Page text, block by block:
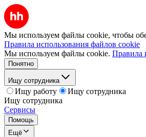
Мы используем файлы cookie, чтобы
Правила использования файлов cookie
Мы используем файлы cookie. Правила
Понятно
Ищу сотрудника
Ищу работу
Ищу сотрудника
Ищу сотрудника
Сервисы
Помощь
Ещё